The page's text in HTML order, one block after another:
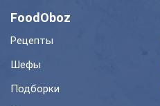
FoodOboz
Рецепты
Шефы
Подборки